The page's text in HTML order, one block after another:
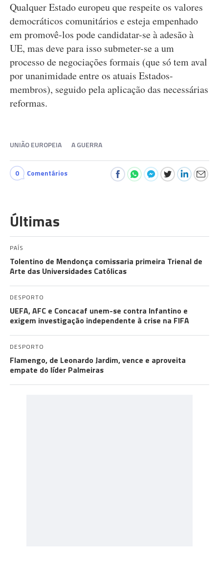
Qualquer Estado europeu que respeite os valores
democráticos comunitários e esteja empenhado
em promovê-los pode candidatar-se à adesão à
UE, mas deve para isso submeter-se a um
processo de negociações formais (que só tem aval
por unanimidade entre os atuais Estados-
membros), seguido pela aplicação das necessárias
reformas.
UNIÃO EUROPEIA A GUERRA
0 Comentários
Últimas
PAÍS
Tolentino de Mendonça comissaria primeira Trienal de
Arte das Universidades Católicas
DESPORTO
UEFA, AFC e Concacaf unem-se contra Infantino e
exigem investigação independente à crise na FIFA
DESPORTO
Flamengo, de Leonardo Jardim, vence e aproveita
empate do líder Palmeiras